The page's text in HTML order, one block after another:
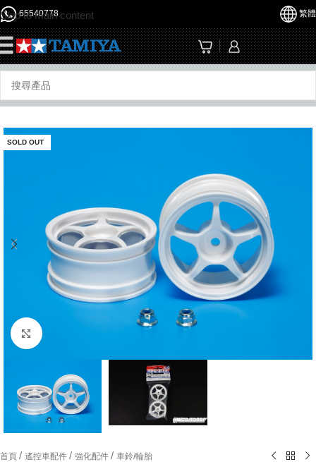
Skip to main content
65540778 繁體
SOLD OUT
Click to enlarge
首頁 / 遙控車配件 / 強化配件 / 車鈴/輪胎